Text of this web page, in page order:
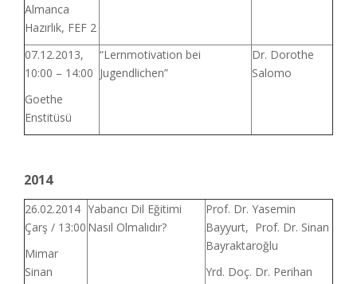
Almanca
Hazırlık, FEF 2
07.12.2013,
10:00 – 14:00
Goethe
Enstitüsü
“Lernmotivation bei
Jugendlichen”
Dr. Dorothe
Salomo
2014
26.02.2014
Çarş / 13:00
Mimar
Sinan
Yabancı Dil Eğitimi
Nasıl Olmalıdır?
Prof. Dr. Yasemin
Bayyurt, Prof. Dr. Sinan
Bayraktaroğlu
Yrd. Doç. Dr. Perihan